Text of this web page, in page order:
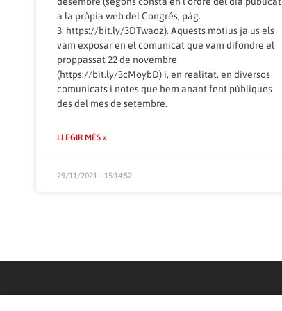
a la pròpia web del Congrés, pàg.
3: https://bit.ly/3DTwaoz). Aquests motius ja us els
vam exposar en el comunicat que vam difondre el
proppassat 22 de novembre
(https://bit.ly/3cMoybD) i, en realitat, en diversos
comunicats i notes que hem anant fent públiques
des del mes de setembre.
LLEGIR MÉS »
29/11/2021 - 15:14:52